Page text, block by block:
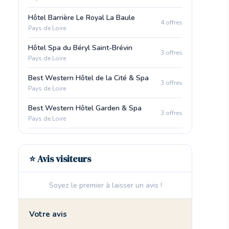
Hôtel Barrière Le Royal La Baule
Pays de Loire
4 offres
Hôtel Spa du Béryl Saint-Brévin
Pays de Loire
3 offres
Best Western Hôtel de la Cité & Spa
Pays de Loire
3 offres
Best Western Hôtel Garden & Spa
Pays de Loire
3 offres
⭐ Avis visiteurs
Soyez le premier à laisser un avis !
Votre avis